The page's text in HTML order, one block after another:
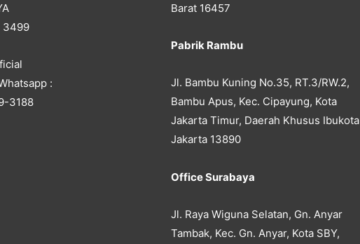
3499
:
3188
Barat 16457
Pabrik Rambu
Jl. Bambu Kuning No.35, RT.3/RW.2,
Bambu Apus, Kec. Cipayung, Kota
Jakarta Timur, Daerah Khusus Ibukota
Jakarta 13890
Office Surabaya
Jl. Raya Wiguna Selatan, Gn. Anyar
Tambak, Kec. Gn. Anyar, Kota SBY,